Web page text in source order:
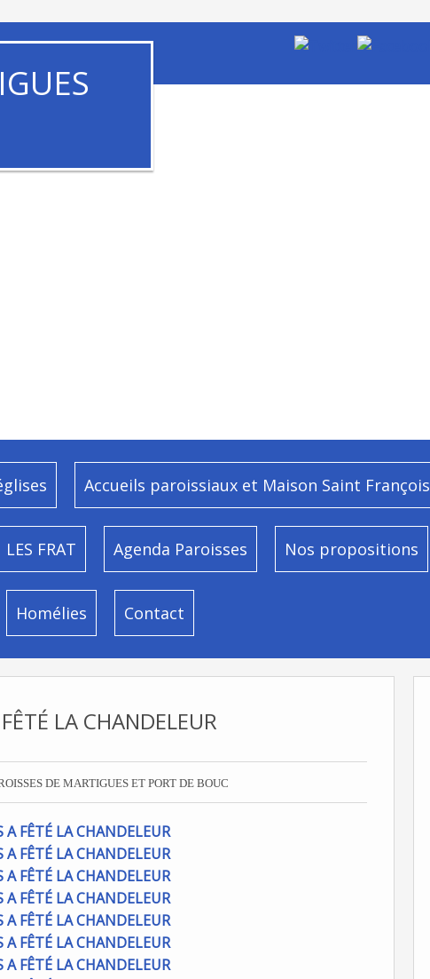
Accueils paroissiaux et Maison Saint François
LES FRAT Agenda Paroisses Nos propositions
Homélies Contact
LA CHANDELEUR
DE MARTIGUES ET PORT DE BOUC